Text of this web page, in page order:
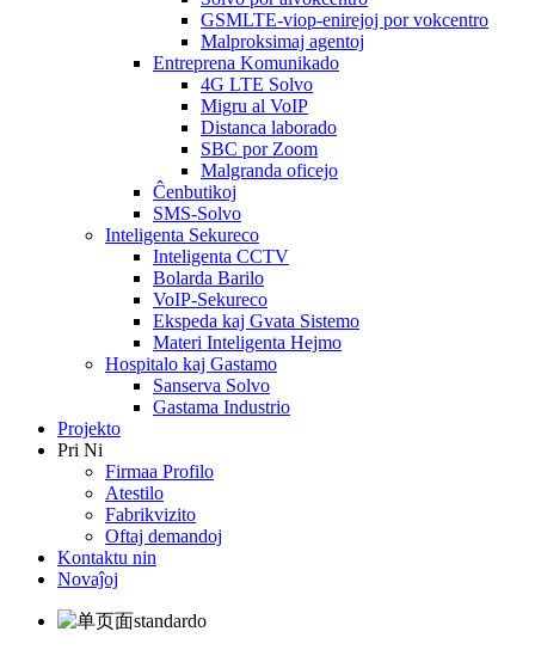
GSMLTE-viop-enirejoj por vokcentro
Malproksimaj agentoj
Entreprena Komunikado
4G LTE Solvo
Migru al VoIP
Distanca laborado
SBC por Zoom
Malgranda oficejo
Ĉenbutikoj
SMS-Solvo
Inteligenta Sekureco
Inteligenta CCTV
Bolarda Barilo
VoIP-Sekureco
Ekspeda kaj Gvata Sistemo
Materi Inteligenta Hejmo
Hospitalo kaj Gastamo
Sanserva Solvo
Gastama Industrio
Projekto
Pri Ni
Firmaa Profilo
Atestilo
Fabrikvizito
Oftaj demandoj
Kontaktu nin
Novaĵoj